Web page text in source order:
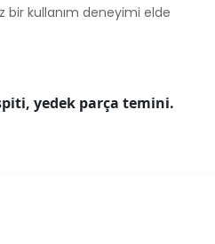
bir kullanım deneyimi elde
yedek parça temini.